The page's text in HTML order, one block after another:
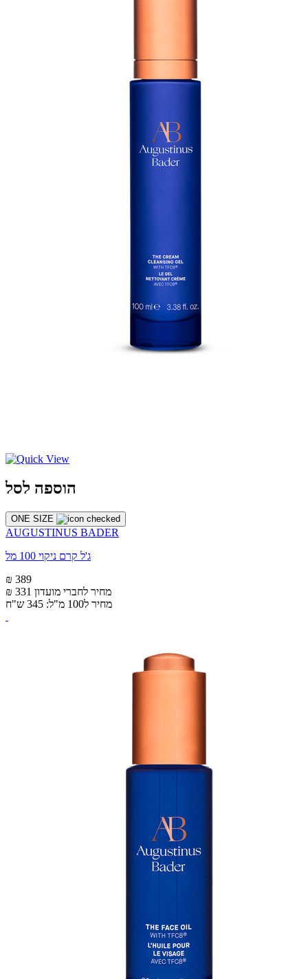
הוספה לסל
ONE SIZE
AUGUSTINUS BADER
ג'ל קרם ניקוי 100 מל
₪ 389
₪ 331 מחיר לחברי מועדון
מחיר ל100 מ"ל: 345 ש"ח